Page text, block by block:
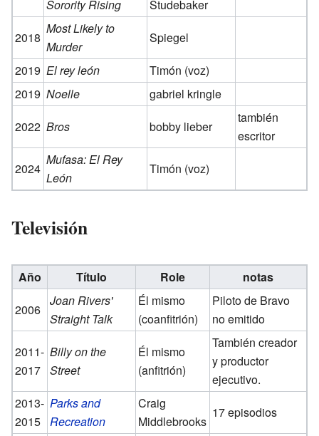
Sorority Rising
Studebaker
2018
Most Likely to
Murder
Spiegel
2019 El rey león
Timón (voz)
2019 Noelle
gabriel kringle
2022 Bros bobby lieber
también
escritor
2024
Mufasa: El Rey
León
Timón (voz)
Televisión
Año Título Role
notas
2006
Joan Rivers'
Straight Talk
Él mismo
(coanfitrión)
Piloto de Bravo
no emitido
2011-
2017
Billy on the
Street
Él mismo
(anfitrión)
También creador
y productor
ejecutivo.
2013-
2015
Parks and
Recreation
Craig
Middlebrooks
17 episodios